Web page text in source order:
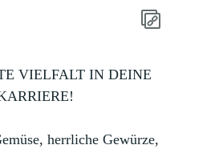
VIELFALT IN DEINE
herrliche Gewürze,